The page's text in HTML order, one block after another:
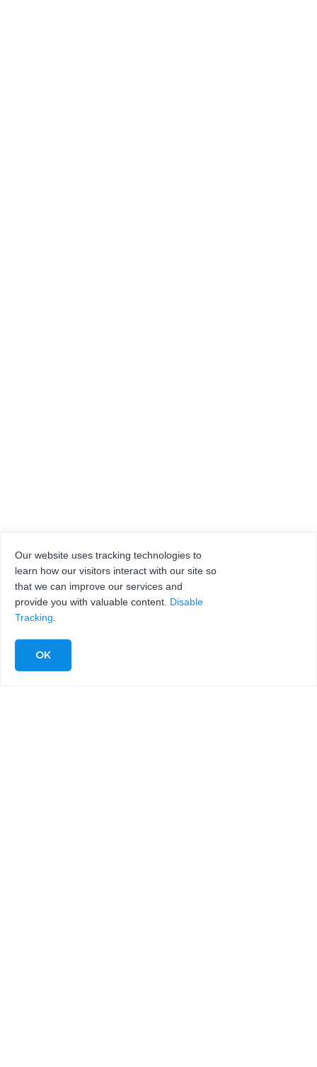
Our website uses tracking technologies to
learn how our visitors interact with our site so
that we can improve our services and
provide you with valuable content. Disable
Tracking